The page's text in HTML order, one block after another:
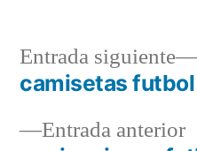
Navegación
deEntrada anterior
Entrada siguiente
camisetas